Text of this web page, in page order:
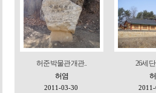
허준 박물관 개관..
허염
2011-03-30
26세